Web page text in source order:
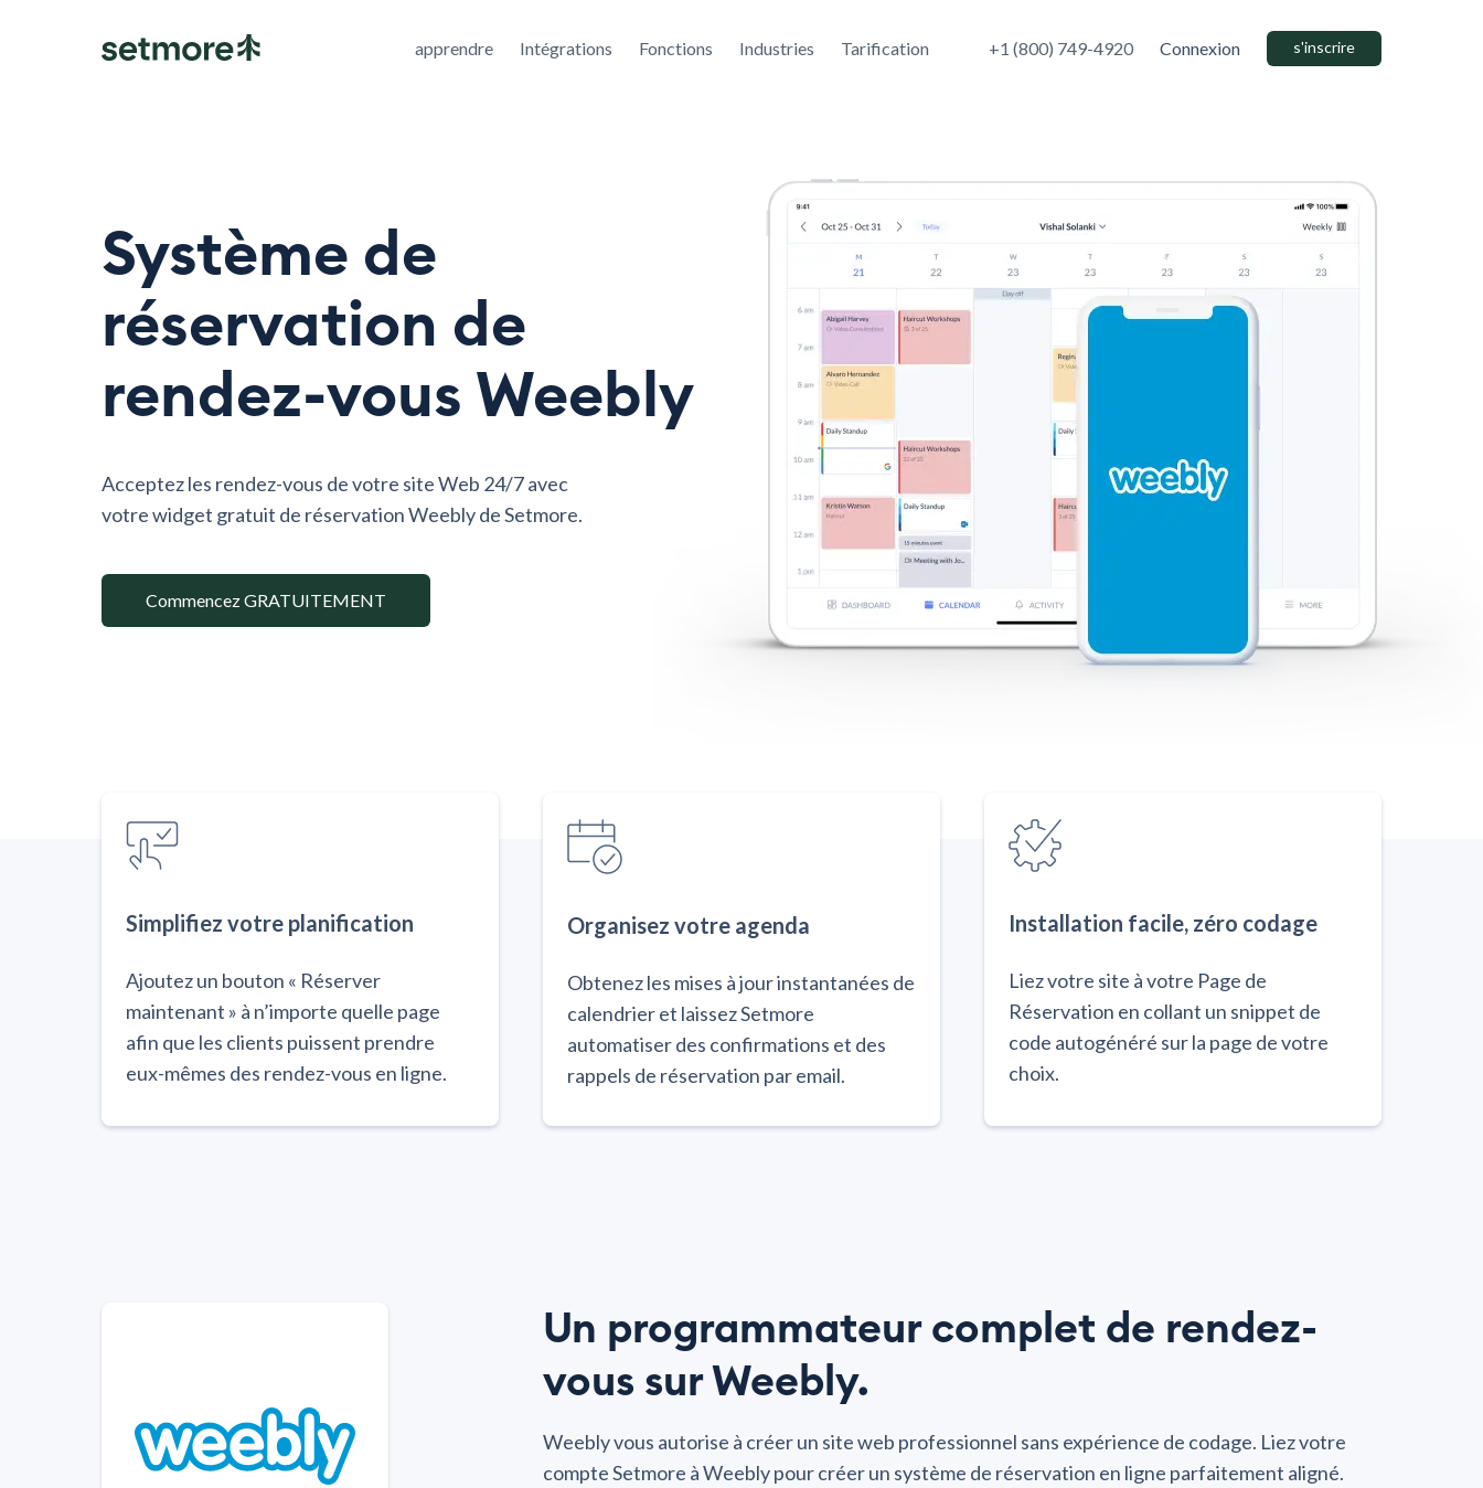
apprendre Intégrations Fonctions Industries Tarification +1 (800) 749-4920 Connexion s'inscrire
Système de
réservation de
rendez-vous Weebly
Acceptez les rendez-vous de votre site Web 24/7 avec
votre widget gratuit de réservation Weebly de Setmore.
Commencez GRATUITEMENT
Simplifiez votre planification
Ajoutez un bouton « Réserver
maintenant » à n’importe quelle page
afin que les clients puissent prendre
eux-mêmes des rendez-vous en ligne.
Organisez votre agenda
Obtenez les mises à jour instantanées de
calendrier et laissez Setmore
automatiser des confirmations et des
rappels de réservation par email.
Installation facile, zéro codage
Liez votre site à votre Page de
Réservation en collant un snippet de
code autogénéré sur la page de votre
choix.
Un programmateur complet de rendez-
vous sur Weebly.
Weebly vous autorise à créer un site web professionnel sans expérience de codage. Liez votre
compte Setmore à Weebly pour créer un système de réservation en ligne parfaitement aligné.